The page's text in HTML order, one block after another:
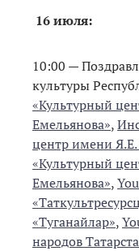
16 июля:
10:00 —
культуры
«Культурный
Емельянова»,
центр имени Я.Е.
«Культурный
Емельянова»,
«Туганайлар»,
народов